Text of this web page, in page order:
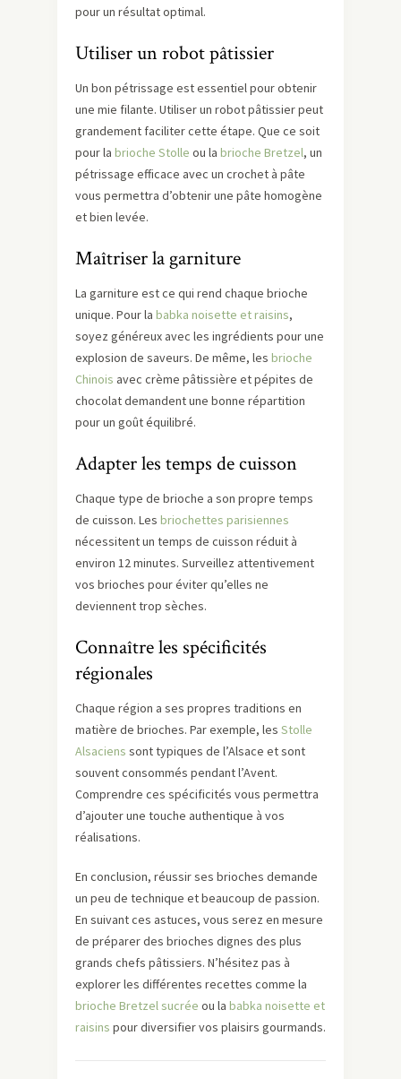
pour un résultat optimal.
Utiliser un robot pâtissier
Un bon pétrissage est essentiel pour obtenir
une mie filante. Utiliser un robot pâtissier peut
grandement faciliter cette étape. Que ce soit
pour la brioche Stolle ou la brioche Bretzel, un
pétrissage efficace avec un crochet à pâte
vous permettra d’obtenir une pâte homogène
et bien levée.
Maîtriser la garniture
La garniture est ce qui rend chaque brioche
unique. Pour la babka noisette et raisins,
soyez généreux avec les ingrédients pour une
explosion de saveurs. De même, les brioche
Chinois avec crème pâtissière et pépites de
chocolat demandent une bonne répartition
pour un goût équilibré.
Adapter les temps de cuisson
Chaque type de brioche a son propre temps
de cuisson. Les briochettes parisiennes
nécessitent un temps de cuisson réduit à
environ 12 minutes. Surveillez attentivement
vos brioches pour éviter qu’elles ne
deviennent trop sèches.
Connaître les spécificités
régionales
Chaque région a ses propres traditions en
matière de brioches. Par exemple, les Stolle
Alsaciens sont typiques de l’Alsace et sont
souvent consommés pendant l’Avent.
Comprendre ces spécificités vous permettra
d’ajouter une touche authentique à vos
réalisations.
En conclusion, réussir ses brioches demande
un peu de technique et beaucoup de passion.
En suivant ces astuces, vous serez en mesure
de préparer des brioches dignes des plus
grands chefs pâtissiers. N’hésitez pas à
explorer les différentes recettes comme la
brioche Bretzel sucrée ou la babka noisette et
raisins pour diversifier vos plaisirs gourmands.